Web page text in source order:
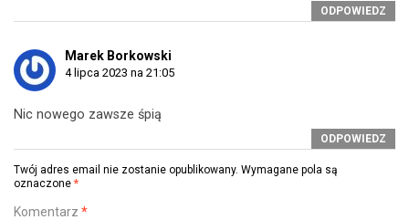
ODPOWIEDZ
Marek Borkowski
4 lipca 2023 na 21:05
Nic nowego zawsze śpią
ODPOWIEDZ
Twój adres email nie zostanie opublikowany. Wymagane pola są
oznaczone *
Komentarz *